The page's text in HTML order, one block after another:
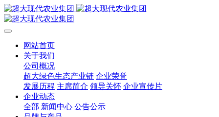
网站首页
关于我们
公司概况
超大绿色生态产业链 企业荣誉
发展历程 主席简介 领导关怀 企业宣传片
企业动态
全部 新闻中心 公告公示